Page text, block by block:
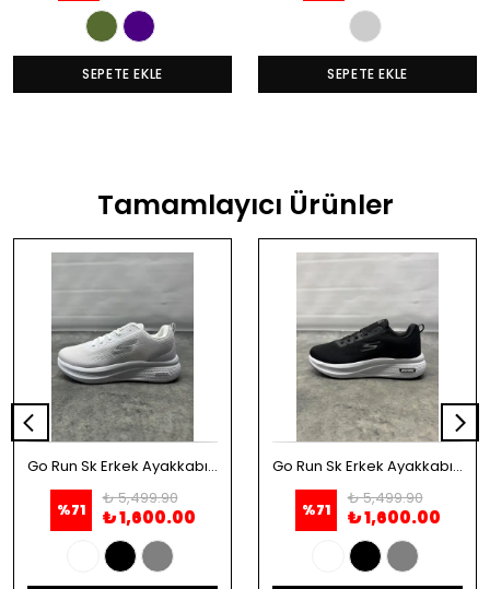
SEPETE EKLE SEPETE EKLE
Tamamlayıcı Ürünler
Go Run Sk Erkek Ayakkabı - Beyaz
%71
₺ 5,499.90
₺ 1,600.00
Go Run Sk Erkek Ayakkabı - Siyah
%71
₺ 5,499.90
₺ 1,600.00